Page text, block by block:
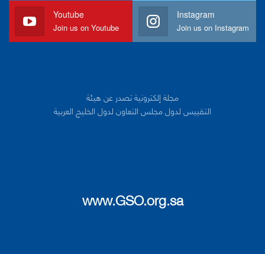
Youtube
Join us on Youtube
Instagram
Join us on Instagram
مجلة إلكترونية تصدر عن هيئة
التقييس لدول مجلس التعاون لدول الخليج العربية
www.GSO.org.sa